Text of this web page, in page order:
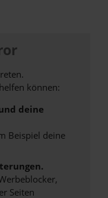
können:
deine
Beispiel deine
Seiten